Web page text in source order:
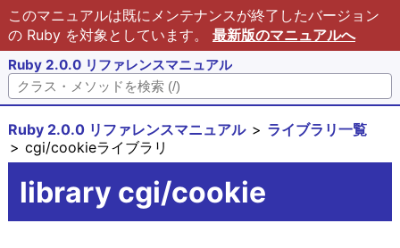
このマニュアルは既にメンテナンスが終了したバージョン
の Ruby を対象としています。 最新版のマニュアルへ
Ruby 2.0.0 リファレンスマニュアル
Ruby 2.0.0 リファレンスマニュアル
ライブラリ一覧
cgi/cookieライブラリ
library cgi/cookie